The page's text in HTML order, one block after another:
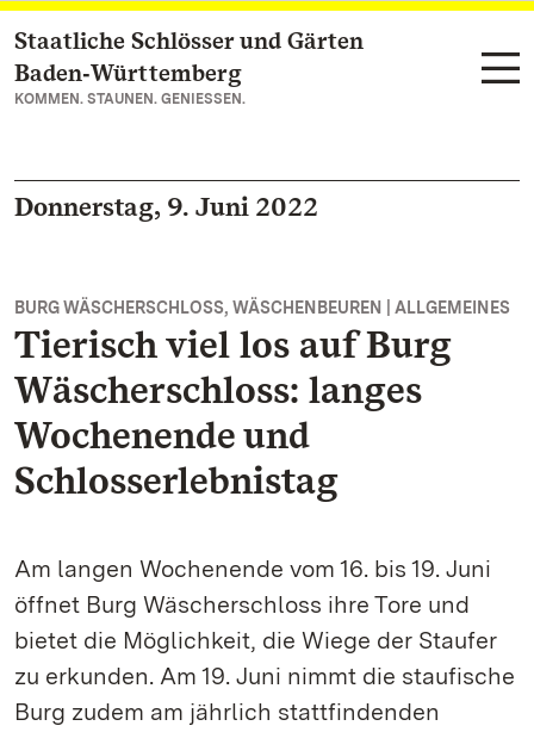
Zum Hauptinhalt springen
Staatliche Schlösser und Gärten
Baden‑Württemberg
KOMMEN. STAUNEN. GENIESSEN.
Donnerstag, 9. Juni 2022
BURG WÄSCHERSCHLOSS, WÄSCHENBEUREN | ALLGEMEINES
Tierisch viel los auf Burg
Wäscherschloss: langes
Wochenende und
Schlosserlebnistag
Am langen Wochenende vom 16. bis 19. Juni
öffnet Burg Wäscherschloss ihre Tore und
bietet die Möglichkeit, die Wiege der Staufer
zu erkunden. Am 19. Juni nimmt die staufische
Burg zudem am jährlich stattfindenden